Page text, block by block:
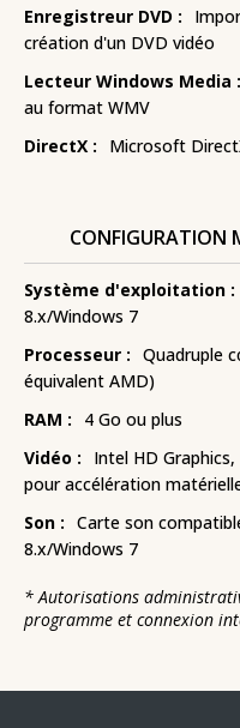
Enregistreur DVD :
création d'un DVD vidéo
Lecteur Windows Media :
au format WMV
DirectX :
Microsoft
CONFIGURATION
Système d'exploitation :
8.x/Windows 7
Processeur : Quadruple
équivalent AMD)
RAM :
4 Go ou plus
Vidéo :
Intel HD
pour accélération
Son : Carte son
8.x/Windows 7
*Autorisations
programme et connexion